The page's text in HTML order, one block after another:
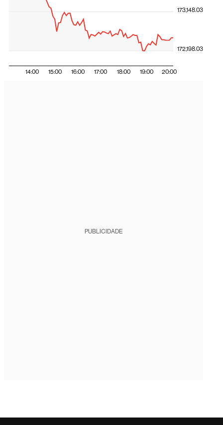
14:00 15:00 16:00 17:00 18:00 19:00 20:00
172,198.03
173,148.03
PUBLICIDADE